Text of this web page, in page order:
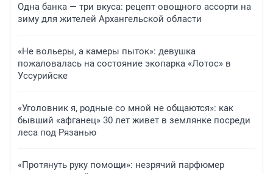
Одна банка — три вкуса: рецепт овощного ассорти на
зиму для жителей Архангельской области
«Не вольеры, а камеры пыток»: девушка
пожаловалась на состояние экопарка «Лотос» в
Уссурийске
«Уголовник я, родные со мной не общаются»: как
бывший «афганец» 30 лет живет в землянке посреди
леса под Рязанью
«Протянуть руку помощи»: незрячий парфюмер